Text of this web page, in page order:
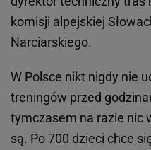
komisji alpejskiej
Narciarskiego.
W Polsce nikt nigdy nie
treningów przed
tymczasem na razie nic
są. Po 700 dzieci chce